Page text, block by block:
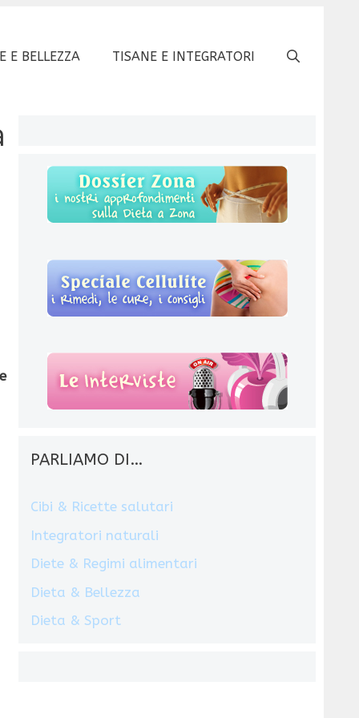
E BELLEZZA TISANE E INTEGRATORI
PARLIAMO DI…
Cibi & Ricette salutari
Integratori naturali
Diete & Regimi alimentari
Dieta & Bellezza
Dieta & Sport